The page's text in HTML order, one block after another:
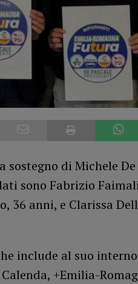
di Michele De
sono Fabrizio
36 anni, e Clarissa
include al suo
+Emilia-